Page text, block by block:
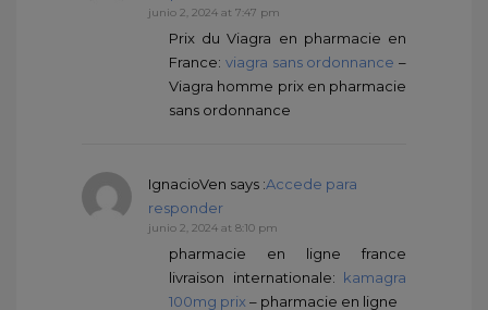
junio 2, 2024 at 7:47 pm
Prix du Viagra en pharmacie en
France: viagra sans ordonnance –
Viagra homme prix en pharmacie
sans ordonnance
IgnacioVen says :Accede para
responder
junio 2, 2024 at 8:10 pm
pharmacie en ligne france
livraison internationale: kamagra
100mg prix – pharmacie en ligne